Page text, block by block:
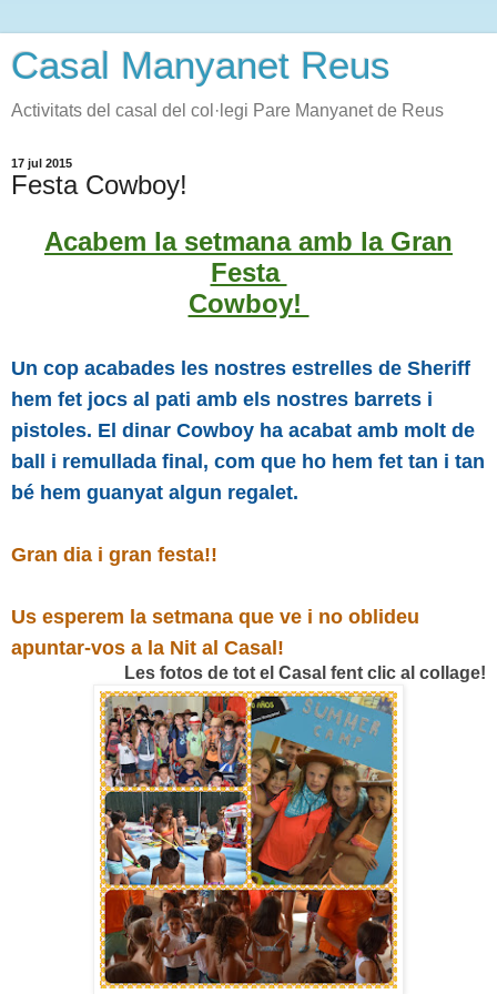
Casal Manyanet Reus
Activitats del casal del col·legi Pare Manyanet de Reus
17 jul 2015
Festa Cowboy!
Acabem la setmana amb la Gran
Festa
Cowboy!
Un cop acabades les nostres estrelles de Sheriff
hem fet jocs al pati amb els nostres barrets i
pistoles. El dinar Cowboy ha acabat amb molt de
ball i remullada final, com que ho hem fet tan i tan
bé hem guanyat algun regalet.
Gran dia i gran festa!!
Us esperem la setmana que ve i no oblideu
apuntar-vos a la Nit al Casal!
Les fotos de tot el Casal fent clic al collage!